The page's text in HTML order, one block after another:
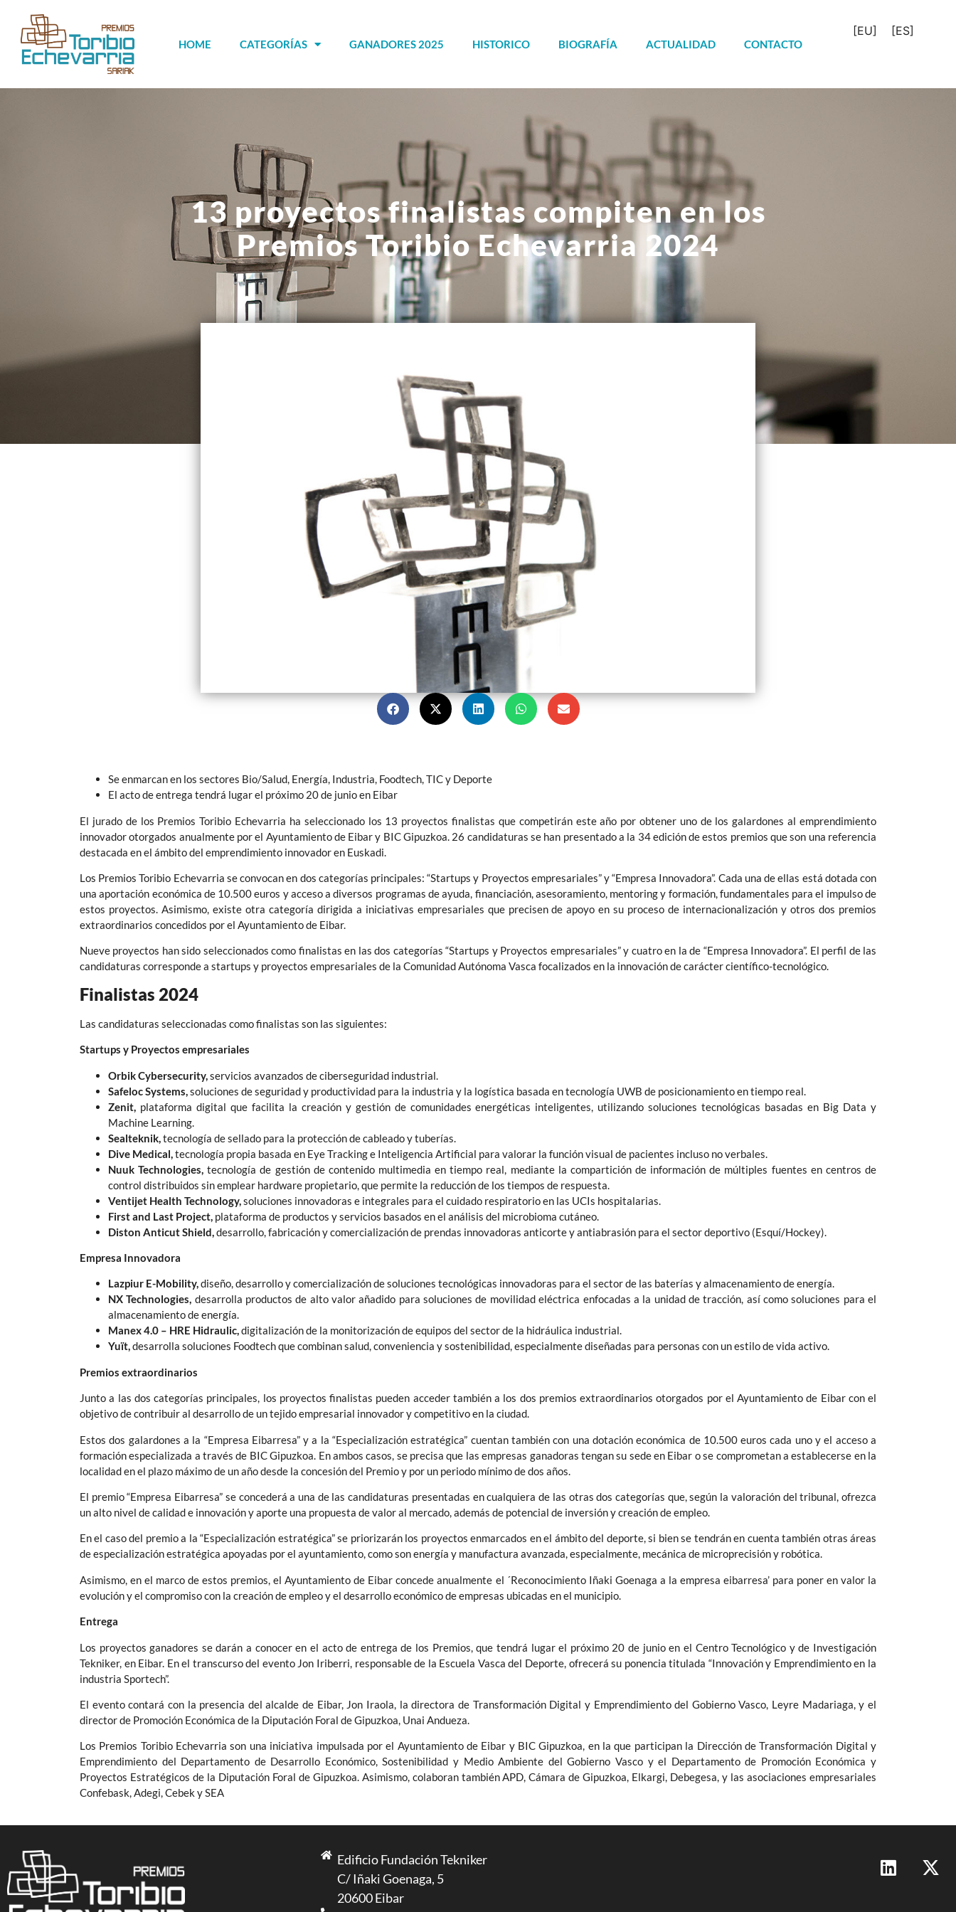
HOME CATEGORÍAS GANADORES 2025 HISTORICO BIOGRAFÍA ACTUALIDAD CONTACTO
[EU] [ES]
13 proyectos finalistas compiten en los
Premios Toribio Echevarria 2024
Se enmarcan en los sectores Bio/Salud, Energía, Industria, Foodtech, TIC y Deporte
El acto de entrega tendrá lugar el próximo 20 de junio en Eibar
El jurado de los Premios Toribio Echevarria ha seleccionado los 13 proyectos finalistas que competirán este año por obtener uno de los galardones al emprendimiento
innovador otorgados anualmente por el Ayuntamiento de Eibar y BIC Gipuzkoa. 26 candidaturas se han presentado a la 34 edición de estos premios que son una referencia
destacada en el ámbito del emprendimiento innovador en Euskadi.
Los Premios Toribio Echevarria se convocan en dos categorías principales: “Startups y Proyectos empresariales” y “Empresa Innovadora”. Cada una de ellas está dotada con
una aportación económica de 10.500 euros y acceso a diversos programas de ayuda, financiación, asesoramiento, mentoring y formación, fundamentales para el impulso de
estos proyectos. Asimismo, existe otra categoría dirigida a iniciativas empresariales que precisen de apoyo en su proceso de internacionalización y otros dos premios
extraordinarios concedidos por el Ayuntamiento de Eibar.
Nueve proyectos han sido seleccionados como finalistas en las dos categorías “Startups y Proyectos empresariales” y cuatro en la de “Empresa Innovadora”. El perfil de las
candidaturas corresponde a startups y proyectos empresariales de la Comunidad Autónoma Vasca focalizados en la innovación de carácter científico-tecnológico.
Finalistas 2024
Las candidaturas seleccionadas como finalistas son las siguientes:
Startups y Proyectos empresariales
Orbik Cybersecurity, servicios avanzados de ciberseguridad industrial.
Safeloc Systems, soluciones de seguridad y productividad para la industria y la logística basada en tecnología UWB de posicionamiento en tiempo real.
Zenit, plataforma digital que facilita la creación y gestión de comunidades energéticas inteligentes, utilizando soluciones tecnológicas basadas en Big Data y
Machine Learning.
Sealteknik, tecnología de sellado para la protección de cableado y tuberías.
Dive Medical, tecnología propia basada en Eye Tracking e Inteligencia Artificial para valorar la función visual de pacientes incluso no verbales.
Nuuk Technologies, tecnología de gestión de contenido multimedia en tiempo real, mediante la compartición de información de múltiples fuentes en centros de
control distribuidos sin emplear hardware propietario, que permite la reducción de los tiempos de respuesta.
Ventijet Health Technology, soluciones innovadoras e integrales para el cuidado respiratorio en las UCIs hospitalarias.
First and Last Project, plataforma de productos y servicios basados en el análisis del microbioma cutáneo.
Diston Anticut Shield, desarrollo, fabricación y comercialización de prendas innovadoras anticorte y antiabrasión para el sector deportivo (Esquí/Hockey).
Empresa Innovadora
Lazpiur E-Mobility,diseño, desarrollo y comercialización de soluciones tecnológicas innovadoras para el sector de las baterías y almacenamiento de energía.
NX Technologies, desarrolla productos de alto valor añadido para soluciones de movilidad eléctrica enfocadas a la unidad de tracción, así como soluciones para el
almacenamiento de energía.
Manex 4.0 – HRE Hidraulic,digitalización de la monitorización de equipos del sector de la hidráulica industrial.
Yuït,desarrolla soluciones Foodtech que combinan salud, conveniencia y sostenibilidad, especialmente diseñadas para personas con un estilo de vida activo.
Premios extraordinarios
Junto a las dos categorías principales, los proyectos finalistas pueden acceder también a los dos premios extraordinarios otorgados por el Ayuntamiento de Eibar con el
objetivo de contribuir al desarrollo de un tejido empresarial innovador y competitivo en la ciudad.
Estos dos galardones a la “Empresa Eibarresa” y a la “Especialización estratégica” cuentan también con una dotación económica de 10.500 euros cada uno y el acceso a
formación especializada a través de BIC Gipuzkoa. En ambos casos, se precisa que las empresas ganadoras tengan su sede en Eibar o se comprometan a establecerse en la
localidad en el plazo máximo de un año desde la concesión del Premio y por un periodo mínimo de dos años.
El premio “Empresa Eibarresa” se concederá a una de las candidaturas presentadas en cualquiera de las otras dos categorías que, según la valoración del tribunal, ofrezca
un alto nivel de calidad e innovación y aporte una propuesta de valor al mercado, además de potencial de inversión y creación de empleo.
En el caso del premio a la “Especialización estratégica” se priorizarán los proyectos enmarcados en el ámbito del deporte, si bien se tendrán en cuenta también otras áreas
de especialización estratégica apoyadas por el ayuntamiento, como son energía y manufactura avanzada, especialmente, mecánica de microprecisión y robótica.
Asimismo, en el marco de estos premios, el Ayuntamiento de Eibar concede anualmente el ´Reconocimiento Iñaki Goenaga a la empresa eibarresa’ para poner en valor la
evolución y el compromiso con la creación de empleo y el desarrollo económico de empresas ubicadas en el municipio.
Entrega
Los proyectos ganadores se darán a conocer en el acto de entrega de los Premios, que tendrá lugar el próximo 20 de junio en el Centro Tecnológico y de Investigación
Tekniker, en Eibar. En el transcurso del evento Jon Iriberri, responsable de la Escuela Vasca del Deporte, ofrecerá su ponencia titulada “Innovación y Emprendimiento en la
industria Sportech”.
El evento contará con la presencia del alcalde de Eibar, Jon Iraola, la directora de Transformación Digital y Emprendimiento del Gobierno Vasco, Leyre Madariaga, y el
director de Promoción Económica de la Diputación Foral de Gipuzkoa, Unai Andueza.
Los Premios Toribio Echevarria son una iniciativa impulsada por el Ayuntamiento de Eibar y BIC Gipuzkoa, en la que participan la Dirección de Transformación Digital y
Emprendimiento del Departamento de Desarrollo Económico, Sostenibilidad y Medio Ambiente del Gobierno Vasco y el Departamento de Promoción Económica y
Proyectos Estratégicos de la Diputación Foral de Gipuzkoa. Asimismo, colaboran también APD, Cámara de Gipuzkoa, Elkargi, Debegesa, y las asociaciones empresariales
Confebask, Adegi, Cebek y SEA
Edificio Fundación Tekniker
C/ Iñaki Goenaga, 5
20600 Eibar